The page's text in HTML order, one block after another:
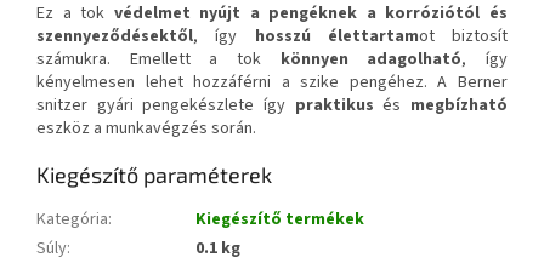
Ez a tok védelmet nyújt a pengéknek a korróziótól és
szennyeződésektől, így hosszú élettartamot biztosít
számukra. Emellett a tok könnyen adagolható, így
kényelmesen lehet hozzáférni a szike pengéhez. A Berner
snitzer gyári pengekészlete így praktikus és megbízható
eszköz a munkavégzés során.
Kiegészítő paraméterek
Kategória:
Kiegészítő termékek
Súly:
0.1 kg